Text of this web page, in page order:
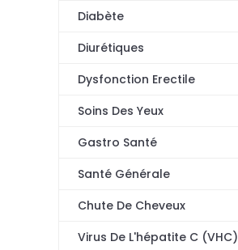
Diabète
Diurétiques
Dysfonction Erectile
Soins Des Yeux
Gastro Santé
Santé Générale
Chute De Cheveux
Virus De L'hépatite C (VHC)